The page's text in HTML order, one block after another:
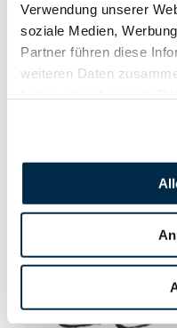
Verwendung unserer
soziale Medien,
Partner führen diese
weiteren Daten